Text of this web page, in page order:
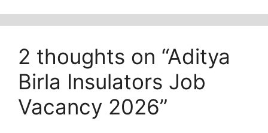
2 thoughts on “Aditya
Birla Insulators Job
Vacancy 2026”